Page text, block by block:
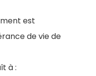
est
de vie de
à :